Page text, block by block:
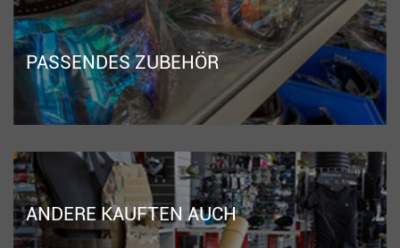
PASSENDES ZUBEHÖR
ANDERE KAUFTEN AUCH